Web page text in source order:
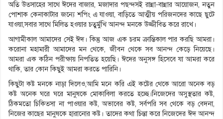
অতি উত্সাহের সাথে ঈদের বাজার, মজাদার পছন্দসই রান্না-বান্নার আয়োজন, নতুন
পোশাক কেনাকাটার জন্যে শপিং এ যাওয়া, বাড়িতে আত্মীয় পরিজনদের কাছে ছুটে
যাওয়া,সবার সাথে মিলিত হওয়ার চতুর্মুখি আনন্দ মনকে উজ্জীবিত করে রাখে।
আগামীকাল আমাদের সেই ঈদ। কিন্তু আজ এক চরম ক্রান্তিকাল পার করছি আমরা।
করোনা মহামারী আমাদের মন থেকে, জীবন থেকে সব আনন্দ কেড়ে নিয়েছে।
আমরা এক কঠিন পরীক্ষায় নিপতিত হয়েছি। ঈদের অনুসঙ্গ হিসেবে যা আমরা করে
থাকি, তার কোন কিছুই আমরা করতে পারিনি।
কিছুটা কষ্ট মনকে নাড়া দিলেও,আমি মনে করি এই কষ্টের থেকে আরো অনেক বড়
কষ্ট অনেক ঘরে ঘরে মানুষকে মোকাবিলা করতে হচ্ছে।নিজেদের অসুস্থতার কষ্ট,
ঠিকমতো চিকিত্সা না পাওয়ার কষ্ট, অভাবের কষ্ট, সর্বপরি সব থেকে বড় বেদনা,
নিজের কাছের মানুষকে হারানোর কষ্ট। তাদের কথা চিন্তা করে নিজেদের ঈদ আনন্দ